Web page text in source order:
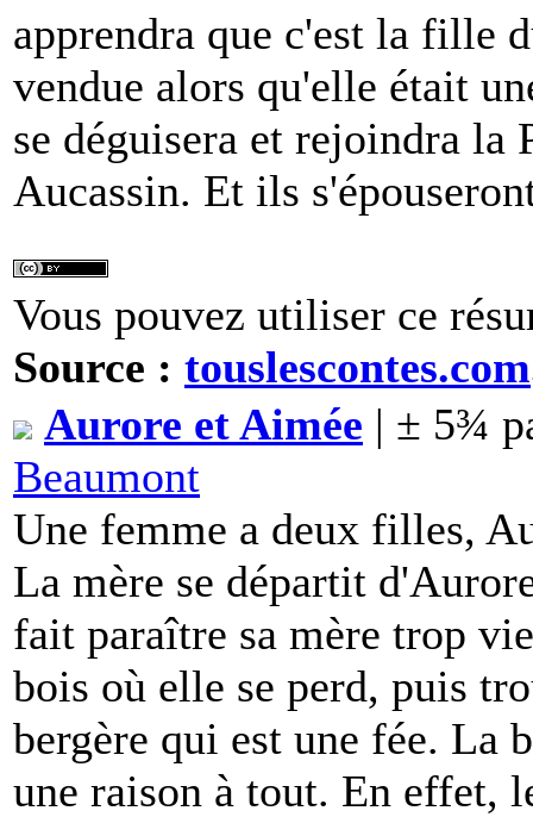
apprendra que c'est la fille
vendue alors qu'elle était
se déguisera et rejoindra la
Aucassin. Et ils
Vous pouvez utiliser ce
Source : touslescontes.com
Aurore et Aimée | ± 5¾
Beaumont
Une femme a deux filles,
La mère se départit
fait paraître sa mère trop
bois où elle se perd, puis
bergère qui est une fée. La
une raison à tout. En effet,